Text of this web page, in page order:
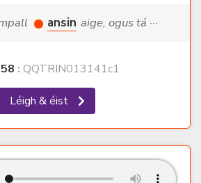
ansin aige, ogus tá ···
: QQTRIN013141c1
Léigh & éist